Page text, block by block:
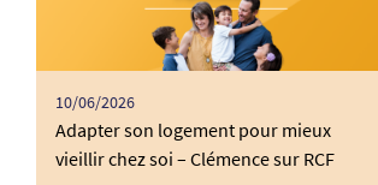
10/06/2026
Adapter son logement pour mieux
vieillir chez soi – Clémence sur RCF